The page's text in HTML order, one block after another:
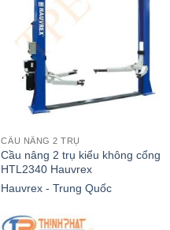
CẦU NÂNG 2 TRỤ
Cầu nâng 2 trụ kiểu không cổng
HTL2340 Hauvrex
Hauvrex - Trung Quốc